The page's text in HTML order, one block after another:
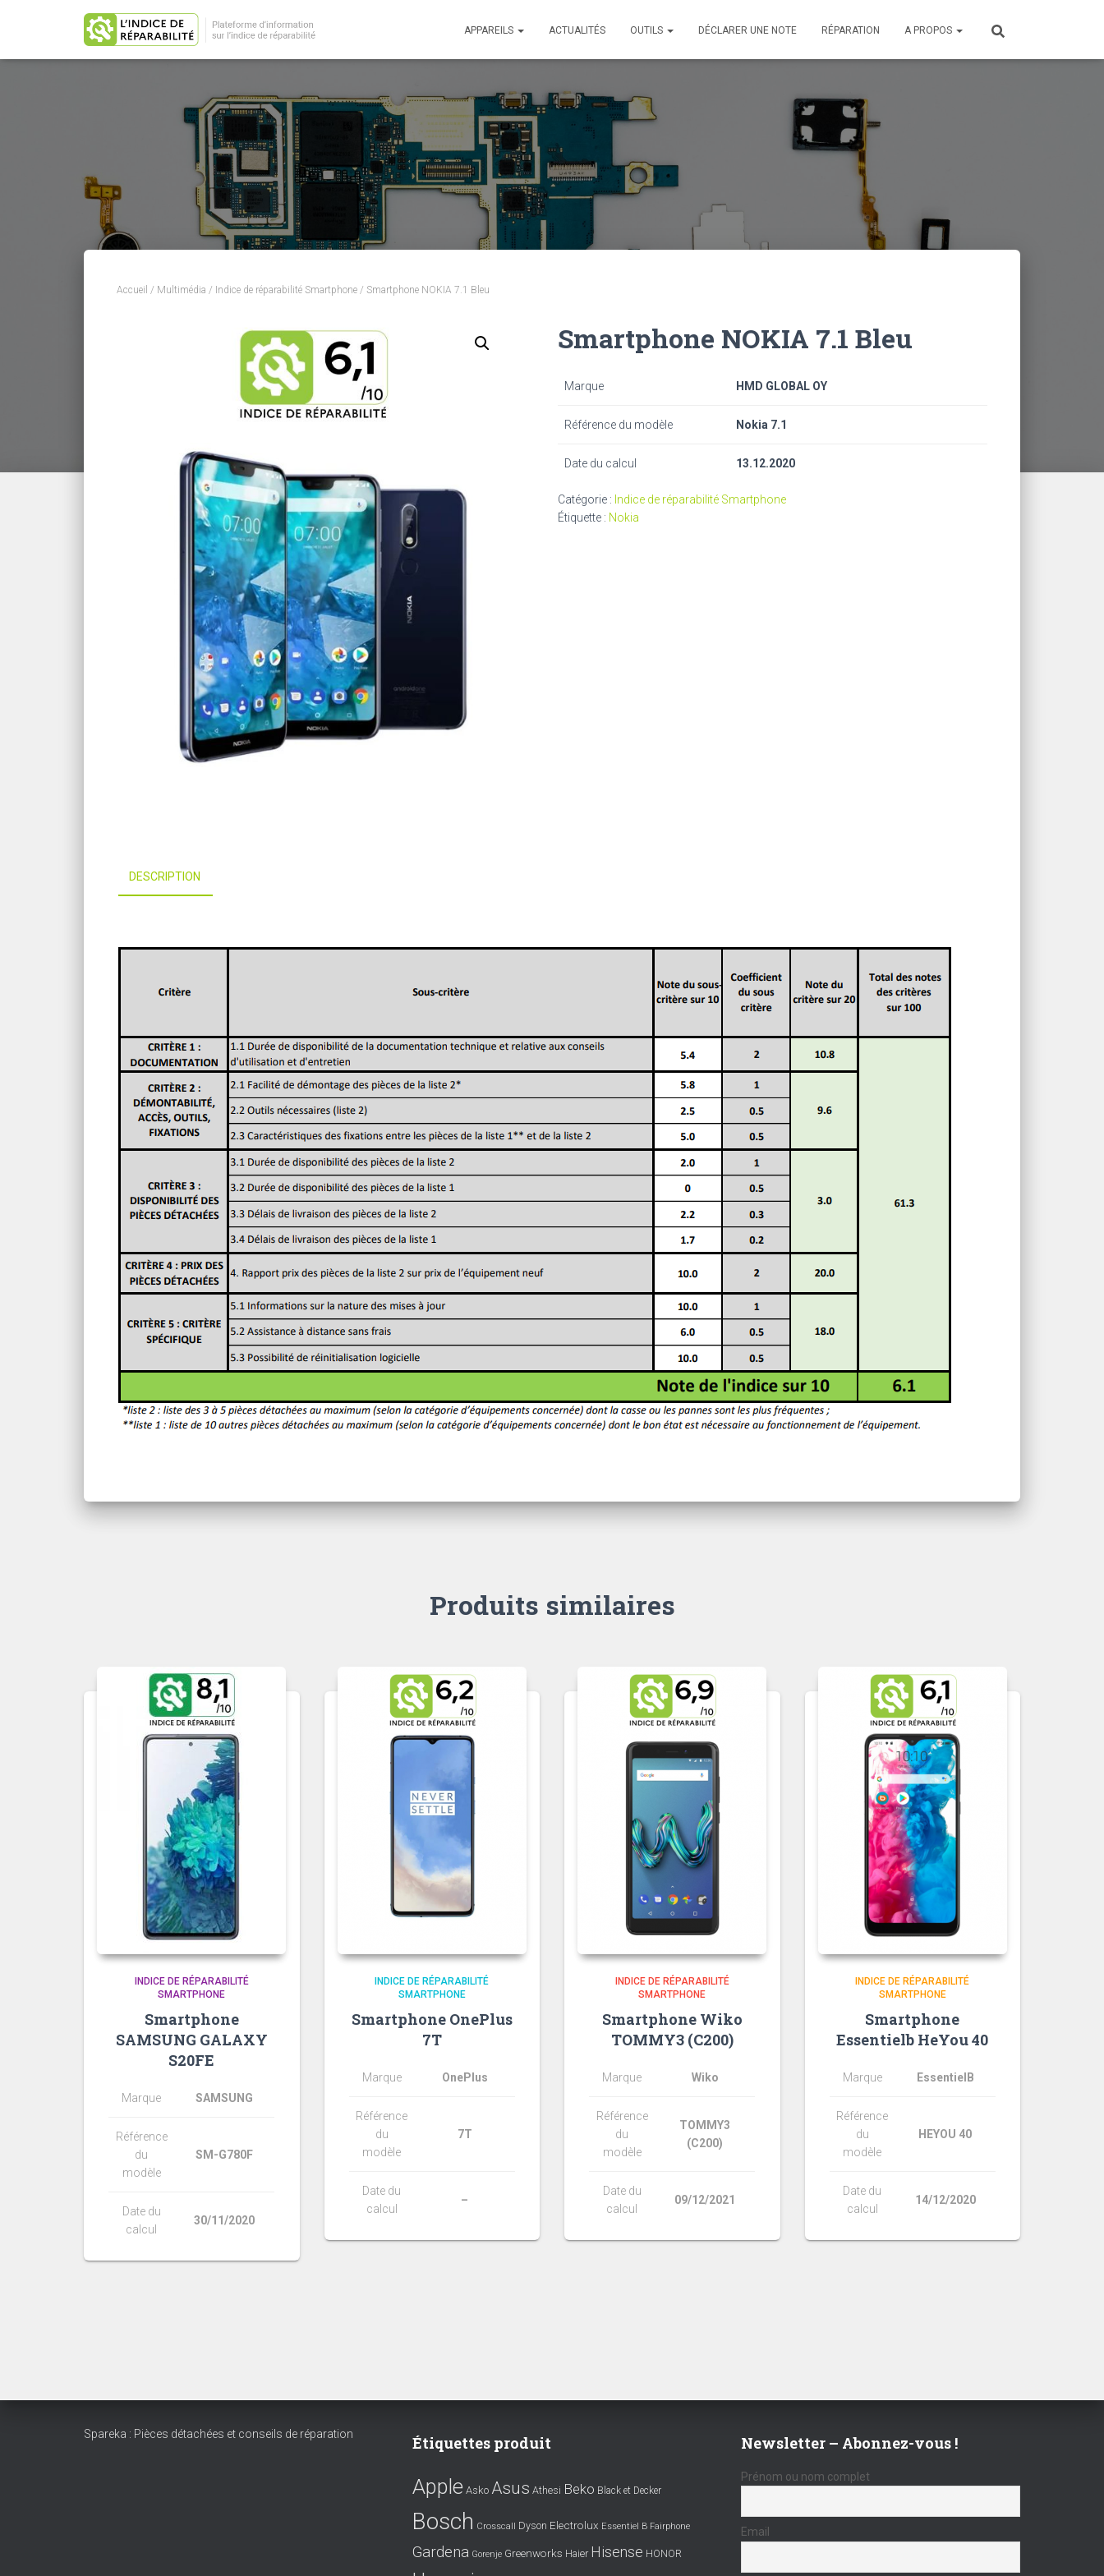
APPAREILS ACTUALITÉS OUTILS DÉCLARER UNE NOTE RÉPARATION A PROPOS
Accueil / Multimédia / Indice de réparabilité Smartphone / Smartphone NOKIA 7.1 Bleu
Smartphone NOKIA 7.1 Bleu
Marque HMD GLOBAL OY
Référence du modèle Nokia 7.1
Date du calcul 13.12.2020
Catégorie : Indice de réparabilité Smartphone
Étiquette : Nokia
DESCRIPTION
Produits similaires
INDICE DE RÉPARABILITÉ
SMARTPHONE
Smartphone
SAMSUNG GALAXY
S20FE
Marque SAMSUNG
Référence
du
modèle
SM-G780F
Date du
calcul
30/11/2020
INDICE DE RÉPARABILITÉ
SMARTPHONE
Smartphone OnePlus
7T
Marque OnePlus
Référence
du
modèle
7T
Date du
calcul
–
INDICE DE RÉPARABILITÉ
SMARTPHONE
Smartphone Wiko
TOMMY3 (C200)
Marque Wiko
Référence
du
modèle
TOMMY3
(C200)
Date du
calcul
09/12/2021
INDICE DE RÉPARABILITÉ
SMARTPHONE
Smartphone
Essentielb HeYou 40
Marque EssentielB
Référence
du
modèle
HEYOU 40
Date du
calcul
14/12/2020
Spareka : Pièces détachées et conseils de réparation Étiquettes produit
Apple Asko Asus Athesi Beko Black et Decker
Bosch Crosscall Dyson Electrolux Essentiel B Fairphone
Gardena Gorenje Greenworks Haier Hisense HONOR
Newsletter – Abonnez-vous !
Prénom ou nom complet
Email